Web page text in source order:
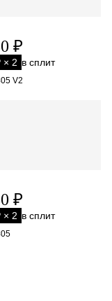
₽
× 2 в сплит
V2
₽
× 2 в сплит